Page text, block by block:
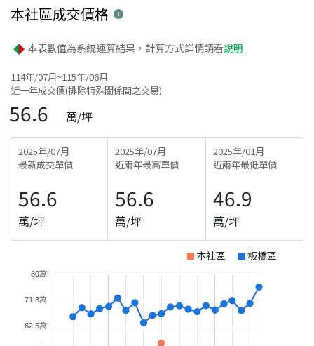
本社區成交價格
本表數值為系統運算結果，計算方式詳情請看說明
114年/07月~115年/06月
近一年成交價(排除特殊關係間之交易)
56.6 萬/坪
2025年/07月
最新成交單價
56.6
萬/坪
2025年/07月
近兩年最高單價
56.6
萬/坪
2025年/01月
近兩年最低單價
46.9
萬/坪
本社區 板橋區
62.5萬
71.3萬
80萬